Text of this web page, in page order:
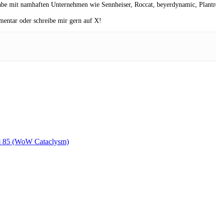
mit namhaften Unternehmen wie Sennheiser, Roccat, beyerdynamic,
oder schreibe mir gern auf X!
(WoW Cataclysm)